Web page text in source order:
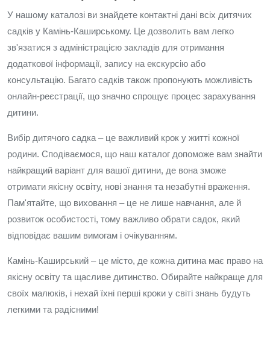
У нашому каталозі ви знайдете контактні дані всіх дитячих
садків у Камінь-Каширському. Це дозволить вам легко
зв'язатися з адміністрацією закладів для отримання
додаткової інформації, запису на екскурсію або
консультацію. Багато садків також пропонують можливість
онлайн-реєстрації, що значно спрощує процес зарахування
дитини.
Вибір дитячого садка – це важливий крок у житті кожної
родини. Сподіваємося, що наш каталог допоможе вам знайти
найкращий варіант для вашої дитини, де вона зможе
отримати якісну освіту, нові знання та незабутні враження.
Пам'ятайте, що виховання – це не лише навчання, але й
розвиток особистості, тому важливо обрати садок, який
відповідає вашим вимогам і очікуванням.
Камінь-Каширський – це місто, де кожна дитина має право на
якісну освіту та щасливе дитинство. Обирайте найкраще для
своїх малюків, і нехай їхні перші кроки у світі знань будуть
легкими та радісними!